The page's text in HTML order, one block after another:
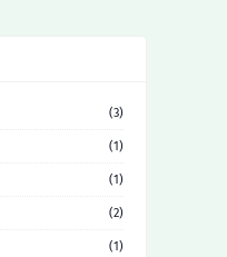
(3)
(1)
(1)
(2)
(1)